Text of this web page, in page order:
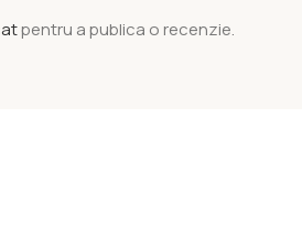
pentru a publica o recenzie.